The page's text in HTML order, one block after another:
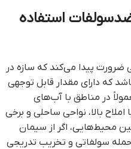
استفاده
ضرورت پیدا می‌کند که سازه در
که دارای مقدار قابل توجهی
در مناطق با آب‌های
بالا، نواحی ساحلی و برخی
محیط‌هایی، اگر از سیمان
حمله سولفاتی و تخریب تدریجی